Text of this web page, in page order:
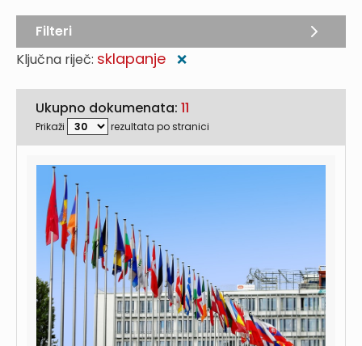
Ključna riječ: sklapanje ❌
Ukupno dokumenata: 11
Prikaži rezultata po stranici
Filteri